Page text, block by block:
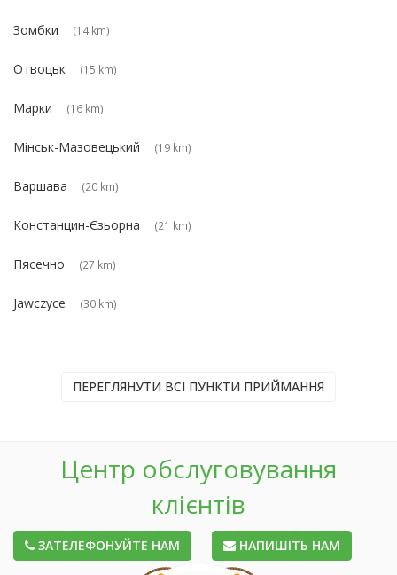
Зомбки (14 km)
Отвоцьк (15 km)
Марки (16 km)
Мінськ-Мазовецький (19 km)
Варшава (20 km)
Констанцин-Єзьорна (21 km)
Пясечно (27 km)
Jawczyce (30 km)
ПЕРЕГЛЯНУТИ ВСІ ПУНКТИ ПРИЙМАННЯ
Центр обслуговування
клієнтів
ЗАТЕЛЕФОНУЙТЕ НАМ НАПИШІТЬ НАМ